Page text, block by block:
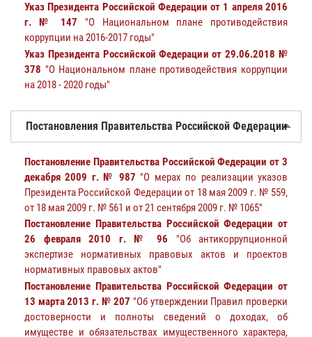
Указ Президента Российской Федерации от 1 апреля 2016
г. № 147 "О Национальном плане противодействия
коррупции на 2016-2017 годы"
Указ Президента Российской Федерации от 29.06.2018 №
378 "О Национальном плане противодействия коррупции
на 2018 - 2020 годы"
Постановления Правительства Российской Федерации
Постановление Правительства Российской Федерации от 3
декабря 2009 г. № 987 "О мерах по реализации указов
Президента Российской Федерации от 18 мая 2009 г. № 559,
от 18 мая 2009 г. № 561 и от 21 сентября 2009 г. № 1065"
Постановление Правительства Российской Федерации от
26 февраля 2010 г. № 96 "Об антикоррупционной
экспертизе нормативных правовых актов и проектов
нормативных правовых актов"
Постановление Правительства Российской Федерации от
13 марта 2013 г. № 207 "Об утверждении Правил проверки
достоверности и полноты сведений о доходах, об
имуществе и обязательствах имущественного характера,